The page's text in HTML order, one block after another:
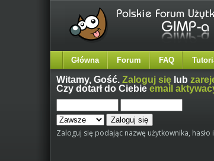
Główna Forum FAQ
Witamy,Gość.Zaloguj się lub
Czy dotarł do Ciebieemail
Zaloguj się podając nazwę użytkownika, hasło